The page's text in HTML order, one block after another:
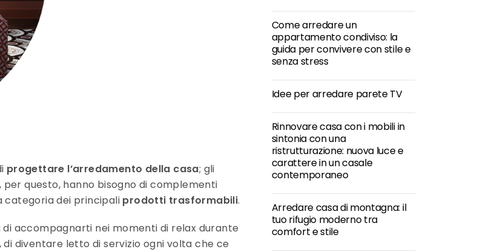
progettare l’arredamento della casa; gli
per questo, hanno bisogno di complementi
categoria dei principali prodotti trasformabili.
accompagnarti nei momenti di relax durante
diventare letto di servizio ogni volta che ce
Come arredare un
appartamento condiviso: la
guida per convivere con stile e
senza stress
Idee per arredare parete TV
Rinnovare casa con i mobili in
sintonia con una
ristrutturazione: nuova luce e
carattere in un casale
contemporaneo
Arredare casa di montagna: il
tuo rifugio moderno tra
comfort e stile